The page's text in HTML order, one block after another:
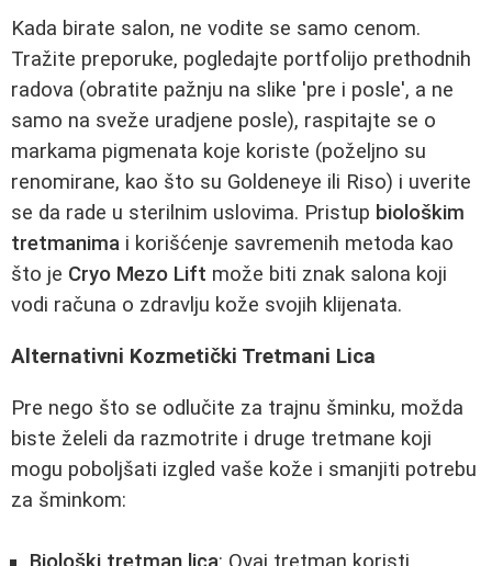
Kada birate salon, ne vodite se samo cenom.
Tražite preporuke, pogledajte portfolijo prethodnih
radova (obratite pažnju na slike 'pre i posle', a ne
samo na sveže uradjene posle), raspitajte se o
markama pigmenata koje koriste (poželjno su
renomirane, kao što su Goldeneye ili Riso) i uverite
se da rade u sterilnim uslovima. Pristup biološkim
tretmanima i korišćenje savremenih metoda kao
što je Cryo Mezo Lift može biti znak salona koji
vodi računa o zdravlju kože svojih klijenata.
Alternativni Kozmetički Tretmani Lica
Pre nego što se odlučite za trajnu šminku, možda
biste želeli da razmotrite i druge tretmane koji
mogu poboljšati izgled vaše kože i smanjiti potrebu
za šminkom: